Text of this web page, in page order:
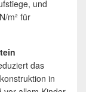
und
m² für
das
in